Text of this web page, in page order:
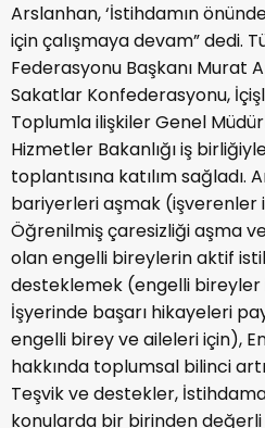
Arslanhan, ‘İstihdamın
için çalışmaya devam” dedi.
Federasyonu Başkanı Murat
Sakatlar Konfederasyonu,
Toplumla ilişkiler Genel
Hizmetler Bakanlığı iş
toplantısına katılım sağladı.
bariyerleri aşmak (işverenler
Öğrenilmiş çaresizliği aşma
olan engelli bireylerin aktif
desteklemek (engelli bireyler
İşyerinde başarı hikayeleri
engelli birey ve aileleri için),
hakkında toplumsal bilinci
Teşvik ve destekler,
konularda bir birinden değerli